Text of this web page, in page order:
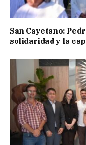
San Cayetano:
solidaridad y la